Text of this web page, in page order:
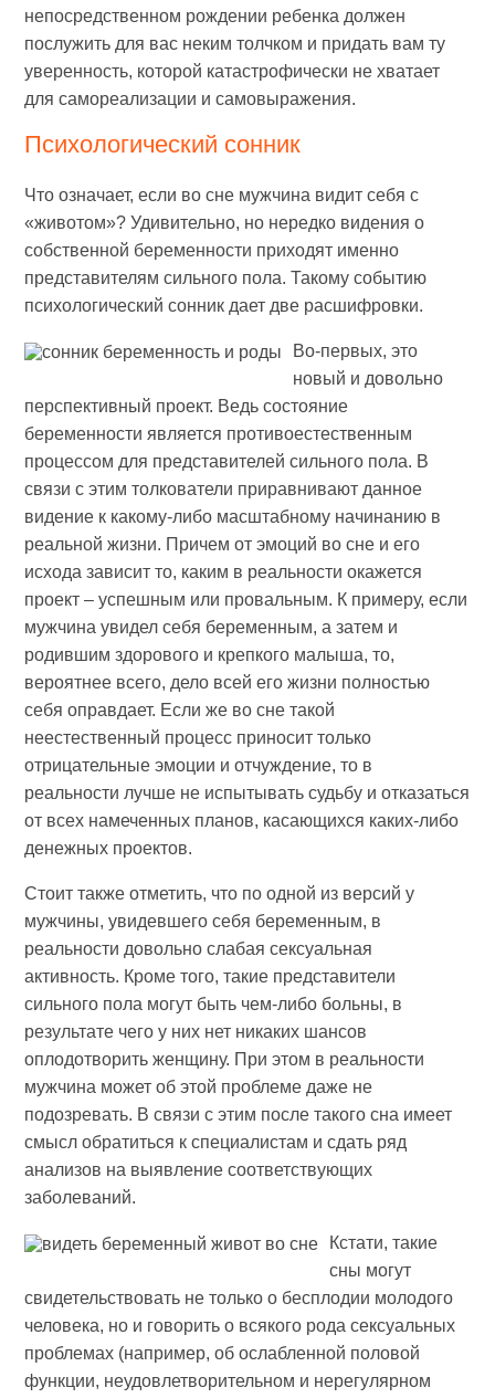
непосредственном рождении ребенка должен
послужить для вас неким толчком и придать вам ту
уверенность, которой катастрофически не хватает
для самореализации и самовыражения.
Психологический сонник
Что означает, если во сне мужчина видит себя с
«животом»? Удивительно, но нередко видения о
собственной беременности приходят именно
представителям сильного пола. Такому событию
психологический сонник дает две расшифровки.
Во-первых, это
новый и довольно
перспективный проект. Ведь состояние
беременности является противоестественным
процессом для представителей сильного пола. В
связи с этим толкователи приравнивают данное
видение к какому-либо масштабному начинанию в
реальной жизни. Причем от эмоций во сне и его
исхода зависит то, каким в реальности окажется
проект – успешным или провальным. К примеру, если
мужчина увидел себя беременным, а затем и
родившим здорового и крепкого малыша, то,
вероятнее всего, дело всей его жизни полностью
себя оправдает. Если же во сне такой
неестественный процесс приносит только
отрицательные эмоции и отчуждение, то в
реальности лучше не испытывать судьбу и отказаться
от всех намеченных планов, касающихся каких-либо
денежных проектов.
Стоит также отметить, что по одной из версий у
мужчины, увидевшего себя беременным, в
реальности довольно слабая сексуальная
активность. Кроме того, такие представители
сильного пола могут быть чем-либо больны, в
результате чего у них нет никаких шансов
оплодотворить женщину. При этом в реальности
мужчина может об этой проблеме даже не
подозревать. В связи с этим после такого сна имеет
смысл обратиться к специалистам и сдать ряд
анализов на выявление соответствующих
заболеваний.
Кстати, такие
сны могут
свидетельствовать не только о бесплодии молодого
человека, но и говорить о всякого рода сексуальных
проблемах (например, об ослабленной половой
функции, неудовлетворительном и нерегулярном